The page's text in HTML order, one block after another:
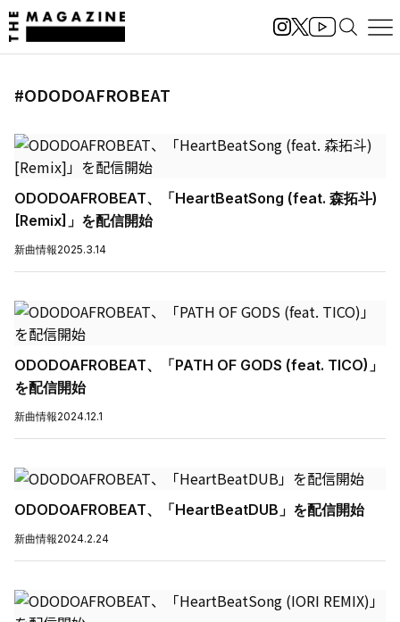
#ODODOAFROBEAT
ODODOAFROBEAT、「HeartBeatSong (feat. 森拓斗)
[Remix]」を配信開始
新曲情報2025.3.14
ODODOAFROBEAT、「PATH OF GODS (feat. TICO)」
を配信開始
新曲情報2024.12.1
ODODOAFROBEAT、「HeartBeatDUB」を配信開始
新曲情報2024.2.24